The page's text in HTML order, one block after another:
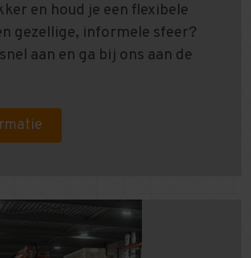
en houd je een flexibele
gezellige, informele sfeer?
aan en ga bij ons aan de